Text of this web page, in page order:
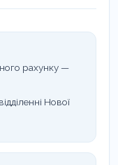
рахунку —
Нової